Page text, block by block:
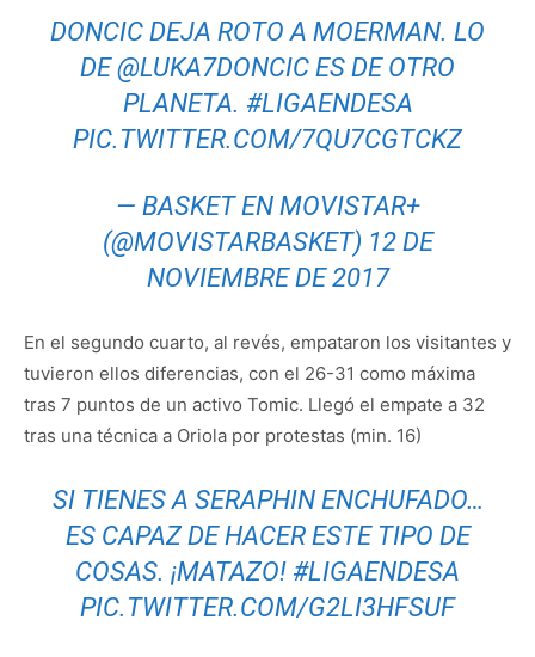
DONCIC DEJA ROTO A MOERMAN. LO
DE@LUKA7DONCIC ES DE OTRO
PLANETA. #LIGAENDESA
PIC.TWITTER.COM/7QU7CGTCKZ
— BASKET EN MOVISTAR+
(@MOVISTARBASKET) 12 DE
NOVIEMBRE DE 2017
En el segundo cuarto, al revés, empataron los visitantes y
tuvieron ellos diferencias, con el 26-31 como máxima
tras 7 puntos de un activo Tomic. Llegó el empate a 32
tras una técnica a Oriola por protestas (min. 16)
SI TIENES A SERAPHIN ENCHUFADO…
ES CAPAZ DE HACER ESTE TIPO DE
COSAS. ¡MATAZO! #LIGAENDESA
PIC.TWITTER.COM/G2LI3HFSUF